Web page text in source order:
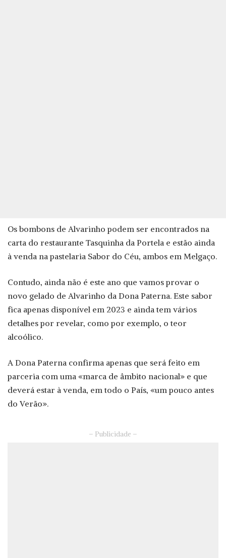
Os bombons de Alvarinho podem ser encontrados na
carta do restaurante Tasquinha da Portela e estão ainda
à venda na pastelaria Sabor do Céu, ambos em Melgaço.
Contudo, ainda não é este ano que vamos provar o
novo gelado de Alvarinho da Dona Paterna. Este sabor
fica apenas disponível em 2023 e ainda tem vários
detalhes por revelar, como por exemplo, o teor
alcoólico.
A Dona Paterna confirma apenas que será feito em
parceria com uma «marca de âmbito nacional» e que
deverá estar à venda, em todo o País, «um pouco antes
do Verão».
– Publicidade –